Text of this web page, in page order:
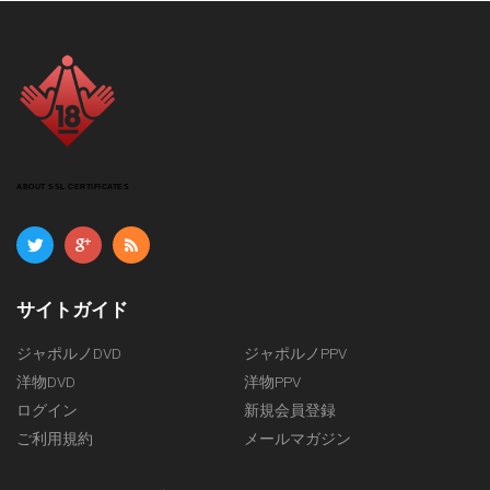
ABOUT SSL CERTIFICATES
サイトガイド
ジャポルノDVD
ジャポルノPPV
洋物DVD
洋物PPV
ログイン
新規会員登録
ご利用規約
メールマガジン